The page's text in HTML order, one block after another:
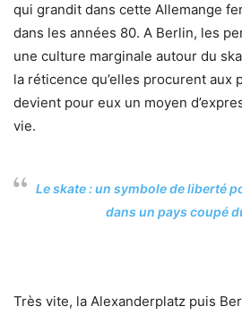
qui grandit dans cette Allemange
dans les années 80. A Berlin, les
une culture marginale autour du
la réticence qu’elles procurent aux
devient pour eux un moyen
vie.
Le skate : un symbole de liberté
dans un pays coupé
Très vite, la Alexanderplatz puis